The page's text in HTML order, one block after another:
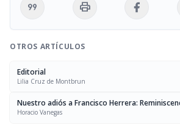
format_quote print
OTROS ARTÍCULOS
Editorial
Lilia Cruz de Montbrun
Nuestro adiós a Francisco Herrera:
Horacio Vanegas